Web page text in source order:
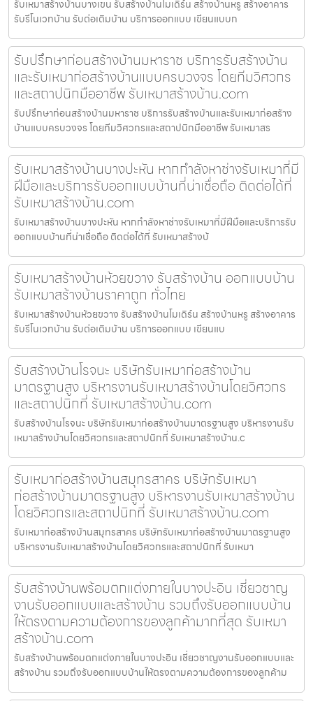
รับเหมาสร้างบ้านบางเขน รับสร้างบ้านโมเดิร์น สร้างบ้านหรู สร้างอาคาร
รับรีโนเวทบ้าน รับต่อเติมบ้าน บริการออกแบบ เขียนแบบก
รับปรึกษาก่อนสร้างบ้านมหาราช บริการรับสร้างบ้าน
และรับเหมาก่อสร้างบ้านแบบครบวงจร โดยทีมวิศวกร
และสถาปนิกมืออาชีพ รับเหมาสร้างบ้าน.com
รับปรึกษาก่อนสร้างบ้านมหาราช บริการรับสร้างบ้านและรับเหมาก่อสร้าง
บ้านแบบครบวงจร โดยทีมวิศวกรและสถาปนิกมืออาชีพ รับเหมาสร
รับเหมาสร้างบ้านบางปะหัน หากกำลังหาช่างรับเหมาที่มี
ฝีมือและบริการรับออกแบบบ้านที่น่าเชื่อถือ ติดต่อได้ที่
รับเหมาสร้างบ้าน.com
รับเหมาสร้างบ้านบางปะหัน หากกำลังหาช่างรับเหมาที่มีฝีมือและบริการรับ
ออกแบบบ้านที่น่าเชื่อถือ ติดต่อได้ที่ รับเหมาสร้างบ้
รับเหมาสร้างบ้านห้วยขวาง รับสร้างบ้าน ออกแบบบ้าน
รับเหมาสร้างบ้านราคาถูก ทั่วไทย
รับเหมาสร้างบ้านห้วยขวาง รับสร้างบ้านโมเดิร์น สร้างบ้านหรู สร้างอาคาร
รับรีโนเวทบ้าน รับต่อเติมบ้าน บริการออกแบบ เขียนแบ
รับสร้างบ้านโรจนะ บริษัทรับเหมาก่อสร้างบ้าน
มาตรฐานสูง บริหารงานรับเหมาสร้างบ้านโดยวิศวกร
และสถาปนิกที่ รับเหมาสร้างบ้าน.com
รับสร้างบ้านโรจนะ บริษัทรับเหมาก่อสร้างบ้านมาตรฐานสูง บริหารงานรับ
เหมาสร้างบ้านโดยวิศวกรและสถาปนิกที่ รับเหมาสร้างบ้าน.c
รับเหมาก่อสร้างบ้านสมุทรสาคร บริษัทรับเหมา
ก่อสร้างบ้านมาตรฐานสูง บริหารงานรับเหมาสร้างบ้าน
โดยวิศวกรและสถาปนิกที่ รับเหมาสร้างบ้าน.com
รับเหมาก่อสร้างบ้านสมุทรสาคร บริษัทรับเหมาก่อสร้างบ้านมาตรฐานสูง
บริหารงานรับเหมาสร้างบ้านโดยวิศวกรและสถาปนิกที่ รับเหมา
รับสร้างบ้านพร้อมตกแต่งภายในบางปะอิน เชี่ยวชาญ
งานรับออกแบบและสร้างบ้าน รวมถึงรับออกแบบบ้าน
ให้ตรงตามความต้องการของลูกค้ามากที่สุด รับเหมา
สร้างบ้าน.com
รับสร้างบ้านพร้อมตกแต่งภายในบางปะอิน เชี่ยวชาญงานรับออกแบบและ
สร้างบ้าน รวมถึงรับออกแบบบ้านให้ตรงตามความต้องการของลูกค้าม